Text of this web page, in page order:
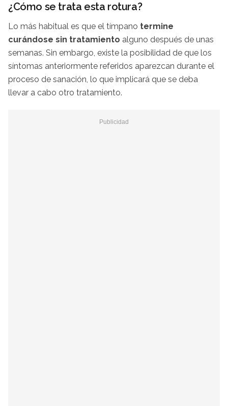
¿Cómo se trata esta rotura?
Lo más habitual es que el tímpano termine
curándose sin tratamiento alguno después de unas
semanas. Sin embargo, existe la posibilidad de que los
síntomas anteriormente referidos aparezcan durante el
proceso de sanación, lo que implicará que se deba
llevar a cabo otro tratamiento.